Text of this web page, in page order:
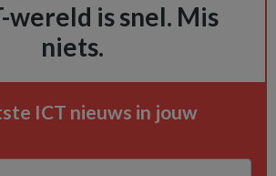
wereld is snel. Mis
niets.
ICT nieuws in jouw